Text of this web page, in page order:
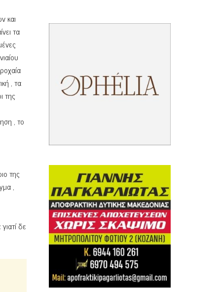
και
τα
, τα
της
, το
της
,
δε